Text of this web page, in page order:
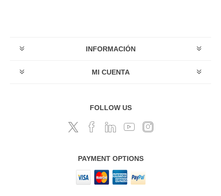
INFORMACIÓN
MI CUENTA
FOLLOW US
PAYMENT OPTIONS